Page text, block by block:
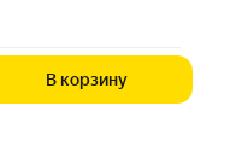
В корзину